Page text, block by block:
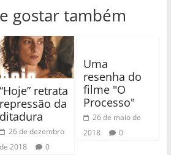
gostar também
“Hoje” retrata
repressão da
ditadura
26 de dezembro
de 2018
0
Uma
resenha do
filme "O
Processo"
26 de maio de
2018
0